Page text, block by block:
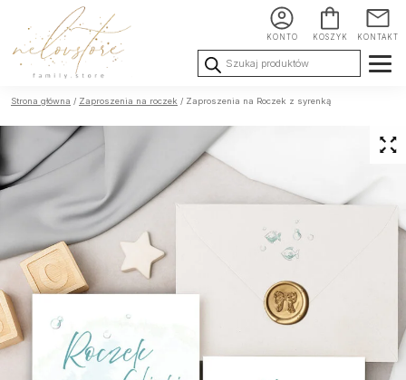
KONTO KOSZYK KONTAKT
Wyszukiwarka
produktów
Ślub i
Chrzest i
Urodziny i
Strona główna / Zaproszenia na roczek / Zaproszenia na Roczek z syrenką